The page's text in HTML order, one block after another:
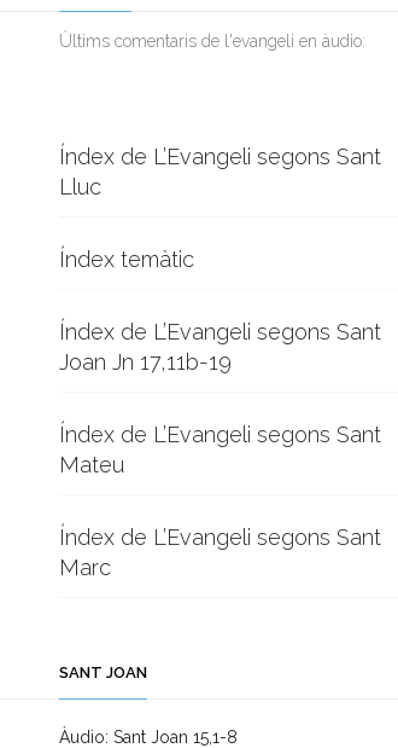
Ùltims comentaris de l'evangeli en àudio:
Índex de L’Evangeli segons Sant
Lluc
Índex temàtic
Índex de L’Evangeli segons Sant
Joan Jn 17,11b-19
Índex de L’Evangeli segons Sant
Mateu
Índex de L’Evangeli segons Sant
Marc
SANT JOAN
Àudio: Sant Joan 15,1-8